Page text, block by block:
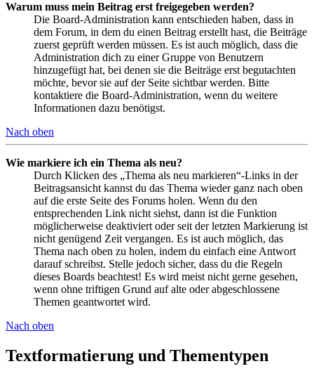
Warum muss mein Beitrag erst freigegeben werden?
Die Board-Administration kann entschieden haben, dass in
dem Forum, in dem du einen Beitrag erstellt hast, die Beiträge
zuerst geprüft werden müssen. Es ist auch möglich, dass die
Administration dich zu einer Gruppe von Benutzern
hinzugefügt hat, bei denen sie die Beiträge erst begutachten
möchte, bevor sie auf der Seite sichtbar werden. Bitte
kontaktiere die Board-Administration, wenn du weitere
Informationen dazu benötigst.
Nach oben
Wie markiere ich ein Thema als neu?
Durch Klicken des „Thema als neu markieren“-Links in der
Beitragsansicht kannst du das Thema wieder ganz nach oben
auf die erste Seite des Forums holen. Wenn du den
entsprechenden Link nicht siehst, dann ist die Funktion
möglicherweise deaktiviert oder seit der letzten Markierung ist
nicht genügend Zeit vergangen. Es ist auch möglich, das
Thema nach oben zu holen, indem du einfach eine Antwort
darauf schreibst. Stelle jedoch sicher, dass du die Regeln
dieses Boards beachtest! Es wird meist nicht gerne gesehen,
wenn ohne triftigen Grund auf alte oder abgeschlossene
Themen geantwortet wird.
Nach oben
Textformatierung und Thementypen